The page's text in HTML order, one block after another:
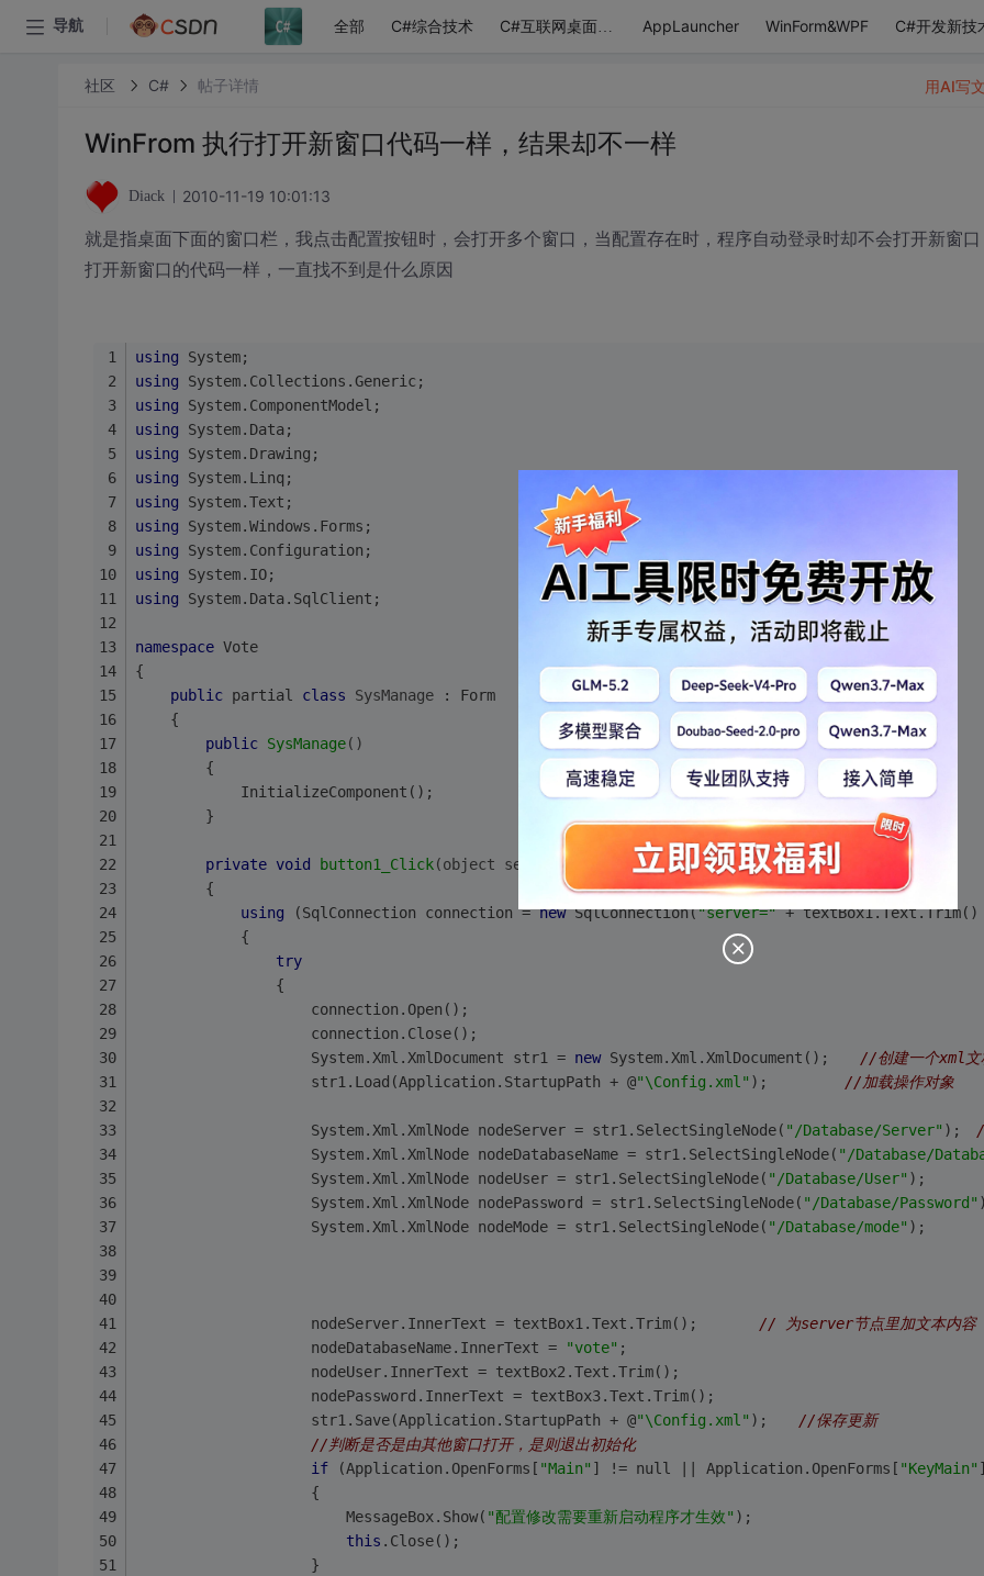
导航 全部 C#综合技术 C#互联网桌面应用 AppLauncher WinForm&WPF C#开发新技
社区 C# 帖子详情
WinFrom 执行打开新窗口代码一样，结果却不一样
Diack 2010-11-19 10:01:13
就是指桌面下面的窗口栏，我点击配置按钮时，会打开多个窗口，当配置存在时，程序自动登录时却不会打开新窗口
打开新窗口的代码一样，一直找不到是什么原因
using System;
using System.Collections.Generic;
using System.ComponentModel;
using System.Data;
using System.Drawing;
using System.Linq;
using System.Text;
using System.Windows.Forms;
using System.Configuration;
using System.IO;
using System.Data.SqlClient;
namespace Vote
{
public partial class SysManage :
Form
    {
public SysManage()
        {
            InitializeComponent();
        }
private void button1_Click(object sender, EventArgs e)
        {
using (SqlConnection connection = new SqlConnection("server=" + textBox1.Text.Trim()
            {
try
                {
                    connection.Open();
                    connection.Close();
                    System.Xml.XmlDocument str1 =
new System.Xml.XmlDocument(); //创建一个xml文
                    str1.Load(Application.StartupPath + @
"\Config.xml" ); //加载操作对象
                    System.Xml.XmlNode nodeServer = str1.SelectSingleNode(
"/Database/Server" );
                    System.Xml.XmlNode nodeDatabaseName = str1.SelectSingleNode(
"/Database/
                    System.Xml.XmlNode nodeUser = str1.SelectSingleNode(
"/Database/User" );
                    System.Xml.XmlNode nodePassword = str1.SelectSingleNode(
"/Database/Password"
                    System.Xml.XmlNode nodeMode = str1.SelectSingleNode(
"/Database/mode" );
                    nodeServer.InnerText = textBox1.Text.Trim();
// 为server节点里加文本内容
                    nodeDatabaseName.InnerText =
"vote" ;
                    nodeUser.InnerText = textBox2.Text.Trim();
                    nodePassword.InnerText = textBox3.Text.Trim();
                    str1.Save(Application.StartupPath + @
"\Config.xml" ); //保存更新
//判断是否是由其他窗口打开，是则退出初始化
if (Application.OpenForms[ "Main" ] != null || Application.OpenForms[ "KeyMain"
                    {
                        MessageBox.Show(
"配置修改需要重新启动程序才生效" );
this .Close();
                    }
用AI写